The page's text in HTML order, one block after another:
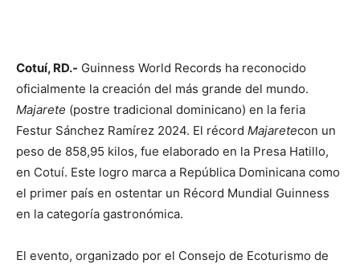
Cotuí, RD.- Guinness World Records ha reconocido
oficialmente la creación del más grande del mundo.
Majarete (postre tradicional dominicano) en la feria
Festur Sánchez Ramírez 2024. El récord Majaretecon un
peso de 858,95 kilos, fue elaborado en la Presa Hatillo,
en Cotuí. Este logro marca a República Dominicana como
el primer país en ostentar un Récord Mundial Guinness
en la categoría gastronómica.
El evento, organizado por el Consejo de Ecoturismo de